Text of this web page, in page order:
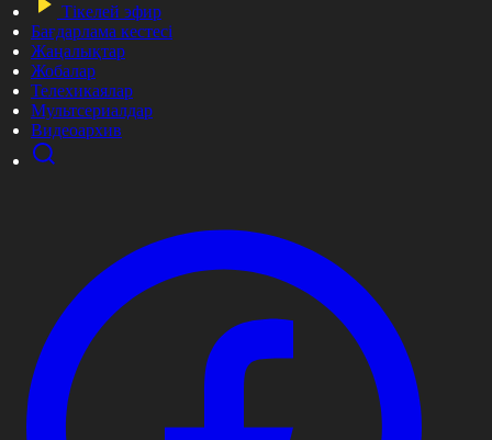
Тікелей эфир
Бағдарлама кестесі
Жаңалықтар
Жобалар
Телехикаялар
Мультсериалдар
Видеоархив